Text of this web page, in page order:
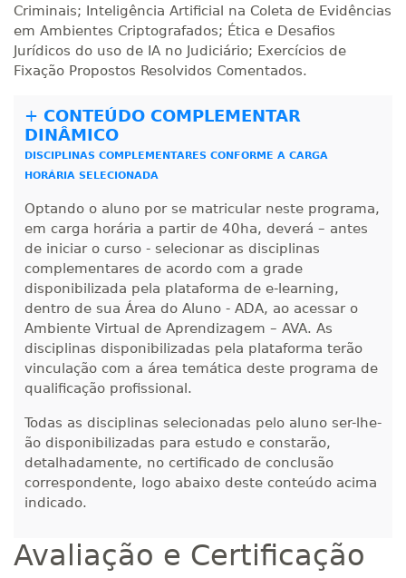
Criminais; Inteligência Artificial na Coleta de Evidências
em Ambientes Criptografados; Ética e Desafios
Jurídicos do uso de IA no Judiciário; Exercícios de
Fixação Propostos Resolvidos Comentados.
+ CONTEÚDO COMPLEMENTAR
DINÂMICO
DISCIPLINAS COMPLEMENTARES CONFORME A CARGA
HORÁRIA SELECIONADA
Optando o aluno por se matricular neste programa,
em carga horária a partir de 40ha, deverá – antes
de iniciar o curso - selecionar as disciplinas
complementares de acordo com a grade
disponibilizada pela plataforma de e-learning,
dentro de sua Área do Aluno - ADA, ao acessar o
Ambiente Virtual de Aprendizagem – AVA. As
disciplinas disponibilizadas pela plataforma terão
vinculação com a área temática deste programa de
qualificação profissional.
Todas as disciplinas selecionadas pelo aluno ser-lhe-
ão disponibilizadas para estudo e constarão,
detalhadamente, no certificado de conclusão
correspondente, logo abaixo deste conteúdo acima
indicado.
Avaliação e Certificação